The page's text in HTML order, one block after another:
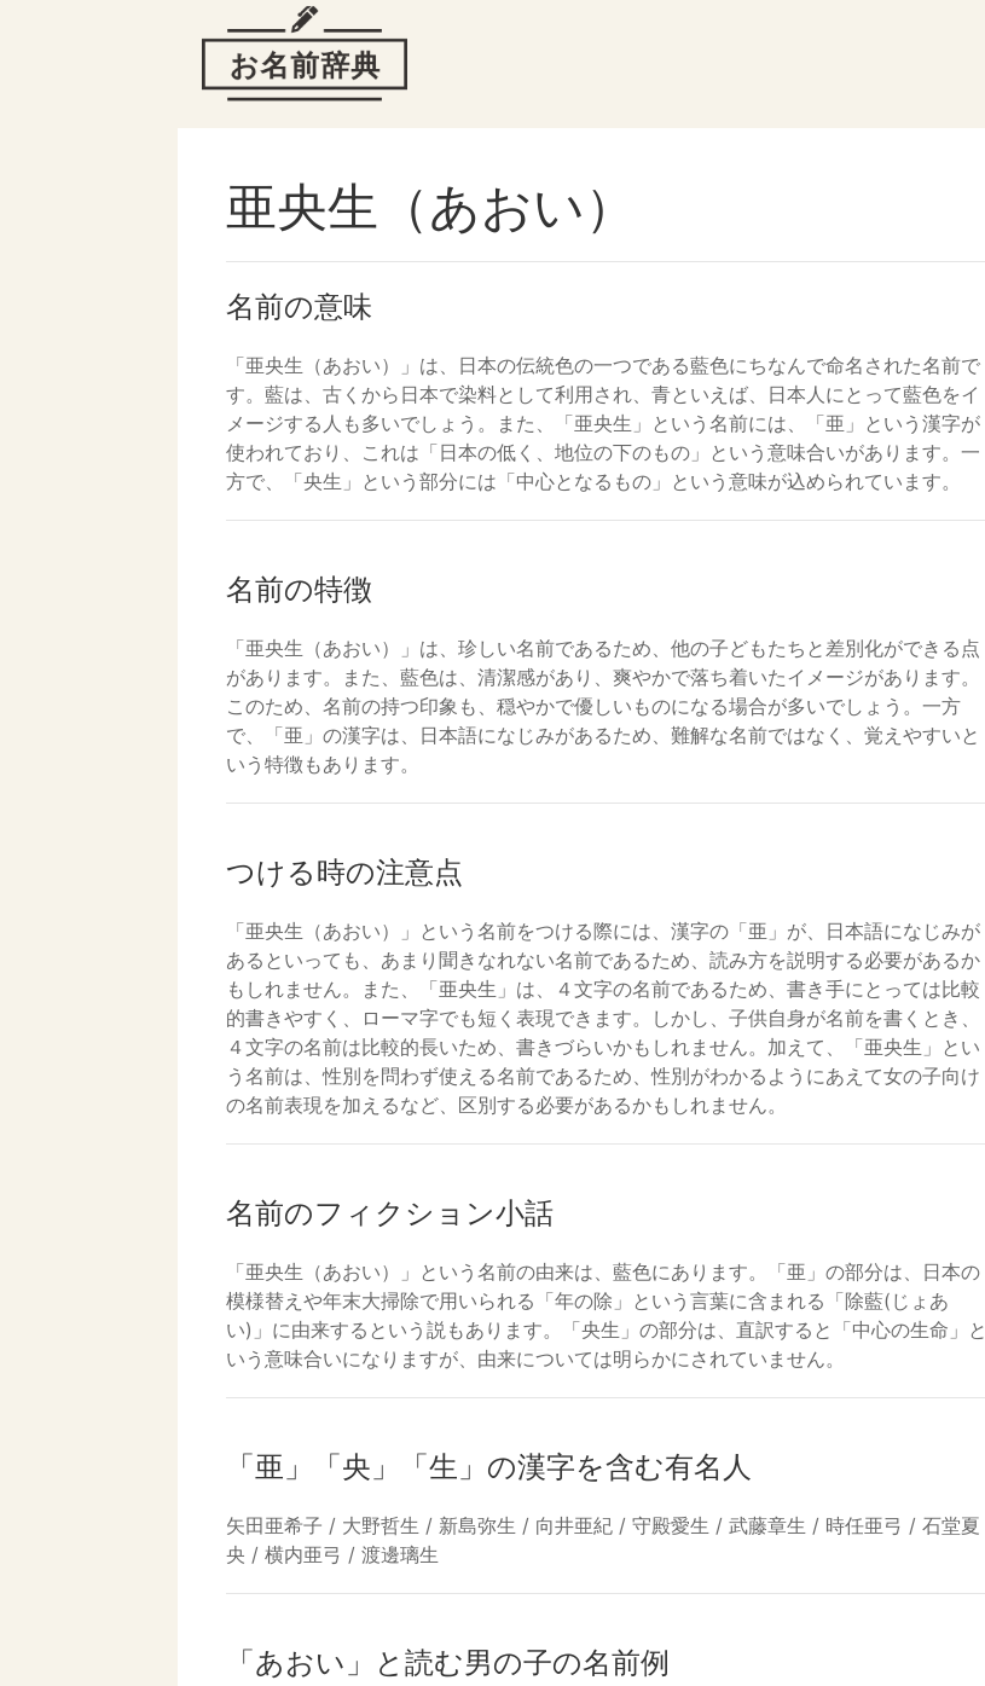
亜央生（あおい）
名前の意味
「亜央生（あおい）」は、日本の伝統色の一つである藍色にちなんで命名された名前で
す。藍は、古くから日本で染料として利用され、青といえば、日本人にとって藍色をイ
メージする人も多いでしょう。また、「亜央生」という名前には、「亜」という漢字が
使われており、これは「日本の低く、地位の下のもの」という意味合いがあります。一
方で、「央生」という部分には「中心となるもの」という意味が込められています。
名前の特徴
「亜央生（あおい）」は、珍しい名前であるため、他の子どもたちと差別化ができる点
があります。また、藍色は、清潔感があり、爽やかで落ち着いたイメージがあります。
このため、名前の持つ印象も、穏やかで優しいものになる場合が多いでしょう。一方
で、「亜」の漢字は、日本語になじみがあるため、難解な名前ではなく、覚えやすいと
いう特徴もあります。
つける時の注意点
「亜央生（あおい）」という名前をつける際には、漢字の「亜」が、日本語になじみが
あるといっても、あまり聞きなれない名前であるため、読み方を説明する必要があるか
もしれません。また、「亜央生」は、４文字の名前であるため、書き手にとっては比較
的書きやすく、ローマ字でも短く表現できます。しかし、子供自身が名前を書くとき、
４文字の名前は比較的長いため、書きづらいかもしれません。加えて、「亜央生」とい
う名前は、性別を問わず使える名前であるため、性別がわかるようにあえて女の子向け
の名前表現を加えるなど、区別する必要があるかもしれません。
名前のフィクション小話
「亜央生（あおい）」という名前の由来は、藍色にあります。「亜」の部分は、日本の
模様替えや年末大掃除で用いられる「年の除」という言葉に含まれる「除藍(じょあ
い)」に由来するという説もあります。「央生」の部分は、直訳すると「中心の生命」と
いう意味合いになりますが、由来については明らかにされていません。
「亜」「央」「生」の漢字を含む有名人
矢田亜希子 / 大野哲生 / 新島弥生 / 向井亜紀 / 守殿愛生 / 武藤章生 / 時任亜弓 / 石堂夏
央 / 横内亜弓 / 渡邊璃生
「あおい」と読む男の子の名前例